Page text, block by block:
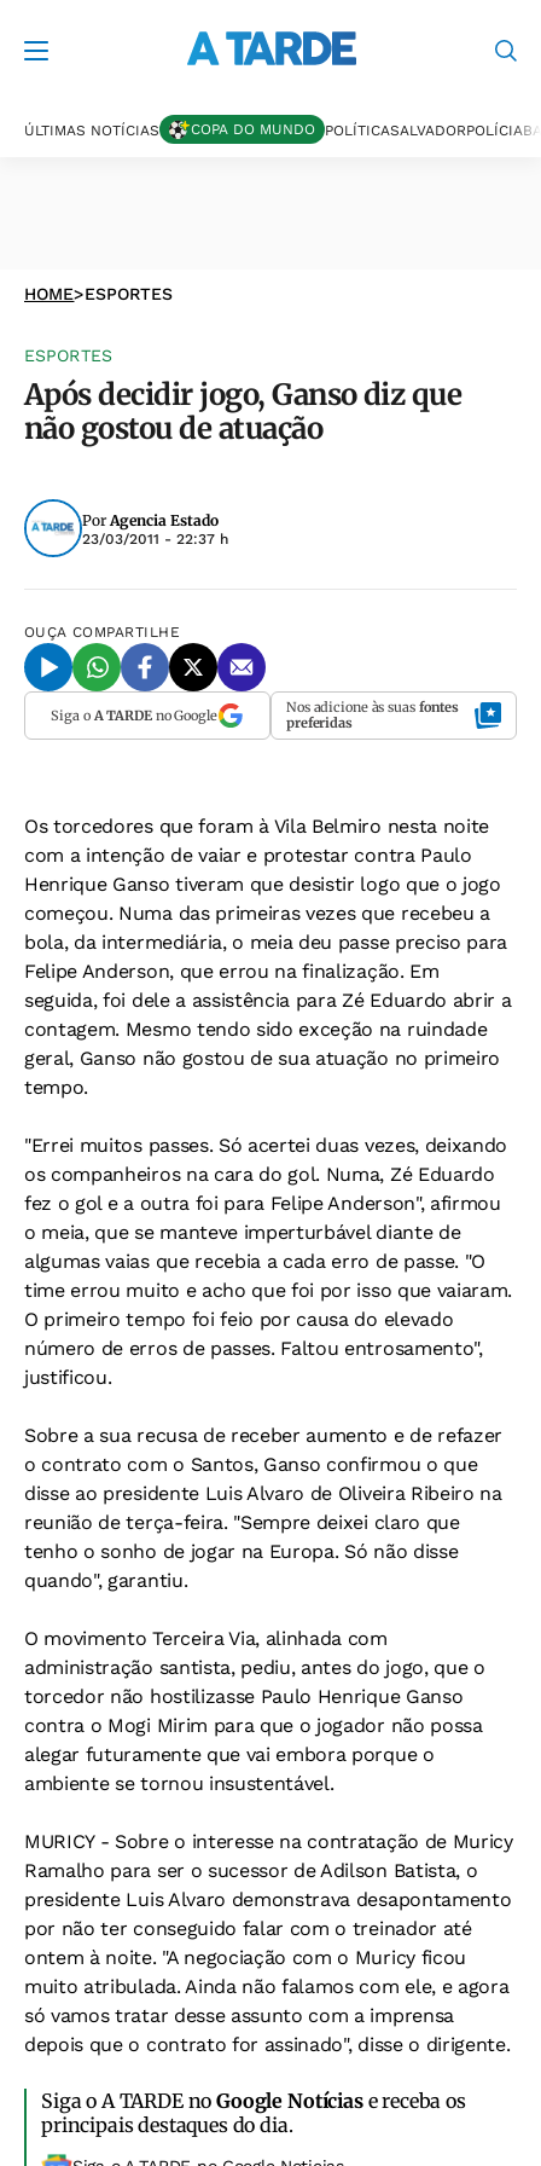
ÚLTIMAS NOTÍCIAS COPA DO MUNDO POLÍTICASALVADORPOLÍCIA
HOME>ESPORTES
ESPORTES
Após decidir jogo, Ganso diz que
não gostou de atuação
PorAgencia Estado
23/03/2011 - 22:37 h
OUÇA COMPARTILHE
Siga o A TARDEno Google Nos adicione às suas fontes
preferidas
Os torcedores que foram à Vila Belmiro nesta noite
com a intenção de vaiar e protestar contra Paulo
Henrique Ganso tiveram que desistir logo que o jogo
começou. Numa das primeiras vezes que recebeu a
bola, da intermediária, o meia deu passe preciso para
Felipe Anderson, que errou na finalização. Em
seguida, foi dele a assistência para Zé Eduardo abrir a
contagem. Mesmo tendo sido exceção na ruindade
geral, Ganso não gostou de sua atuação no primeiro
tempo.
"Errei muitos passes. Só acertei duas vezes, deixando
os companheiros na cara do gol. Numa, Zé Eduardo
fez o gol e a outra foi para Felipe Anderson", afirmou
o meia, que se manteve imperturbável diante de
algumas vaias que recebia a cada erro de passe. "O
time errou muito e acho que foi por isso que vaiaram.
O primeiro tempo foi feio por causa do elevado
número de erros de passes. Faltou entrosamento",
justificou.
Sobre a sua recusa de receber aumento e de refazer
o contrato com o Santos, Ganso confirmou o que
disse ao presidente Luis Alvaro de Oliveira Ribeiro na
reunião de terça-feira. "Sempre deixei claro que
tenho o sonho de jogar na Europa. Só não disse
quando", garantiu.
O movimento Terceira Via, alinhada com
administração santista, pediu, antes do jogo, que o
torcedor não hostilizasse Paulo Henrique Ganso
contra o Mogi Mirim para que o jogador não possa
alegar futuramente que vai embora porque o
ambiente se tornou insustentável.
MURICY - Sobre o interesse na contratação de Muricy
Ramalho para ser o sucessor de Adilson Batista, o
presidente Luis Alvaro demonstrava desapontamento
por não ter conseguido falar com o treinador até
ontem à noite. "A negociação com o Muricy ficou
muito atribulada. Ainda não falamos com ele, e agora
só vamos tratar desse assunto com a imprensa
depois que o contrato for assinado", disse o dirigente.
Siga o A TARDE noGoogle Notíciase receba os
principais destaques do dia.